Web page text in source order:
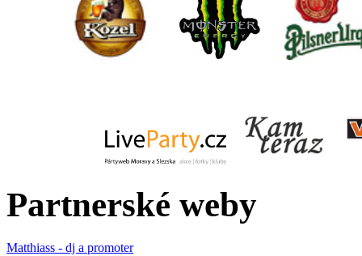
Partnerské weby
Matthiass - dj a promoter